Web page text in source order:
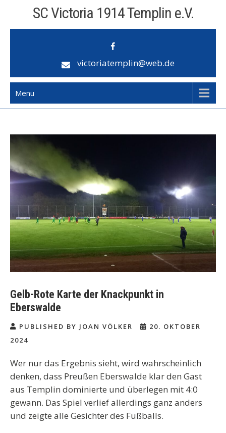
content
SC Victoria 1914 Templin e.V.
victoriatemplin@web.de
Menu
Gelb-Rote Karte der Knackpunkt in
Eberswalde
PUBLISHED BY JOAN VÖLKER
20. OKTOBER
2024
Wer nur das Ergebnis sieht, wird wahrscheinlich
denken, dass Preußen Eberswalde klar den Gast
aus Templin dominierte und überlegen mit 4:0
gewann. Das Spiel verlief allerdings ganz anders
und zeigte alle Gesichter des Fußballs.